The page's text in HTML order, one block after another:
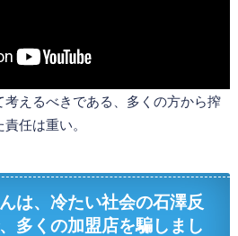
えるべきである、多くの方から搾
任は重い。
は、冷たい社会の石澤反
多くの加盟店を騙しまし